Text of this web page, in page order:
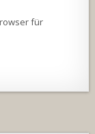
für